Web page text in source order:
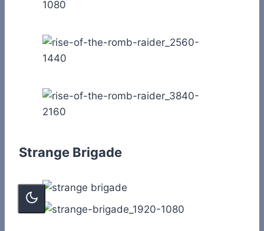
Strange Brigade